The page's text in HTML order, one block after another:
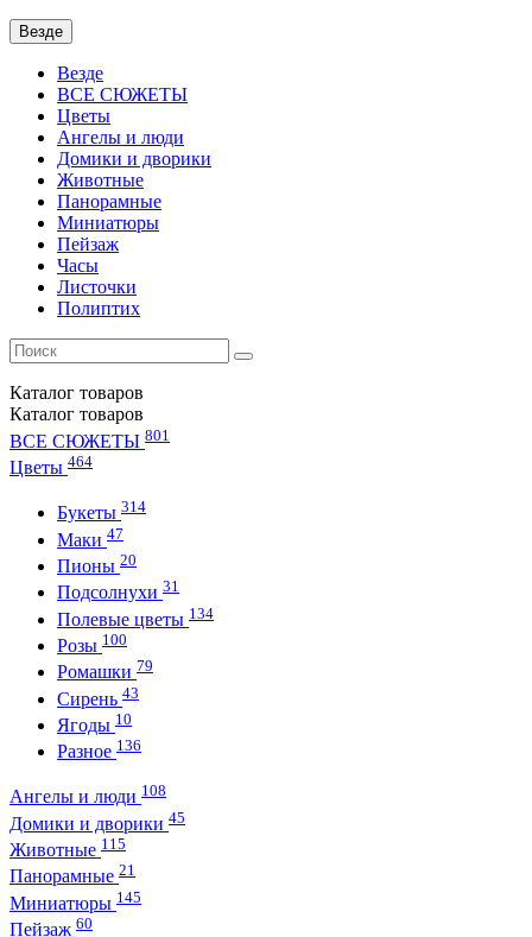
Везде
Везде
ВСЕ СЮЖЕТЫ
Цветы
Ангелы и люди
Домики и дворики
Животные
Панорамные
Миниатюры
Пейзаж
Часы
Листочки
Полиптих
Каталог товаров
Каталог товаров
ВСЕ СЮЖЕТЫ 801
Цветы 464
Букеты 314
Маки 47
Пионы 20
Подсолнухи 31
Полевые цветы 134
Розы 100
Ромашки 79
Сирень 43
Ягоды 10
Разное 136
Ангелы и люди 108
Домики и дворики 45
Животные 115
Панорамные 21
Миниатюры 145
Пейзаж 60